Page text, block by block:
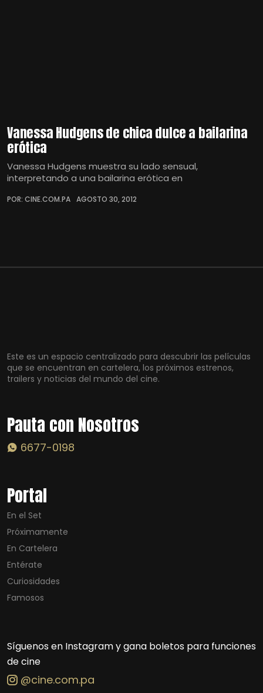
Vanessa Hudgens de chica dulce a bailarina
erótica
Vanessa Hudgens muestra su lado sensual,
interpretando a una bailarina erótica en
POR: CINE.COM.PA AGOSTO 30, 2012
Este es un espacio centralizado para descubrir las películas
que se encuentran en cartelera, los próximos estrenos,
trailers y noticias del mundo del cine.
Pauta con Nosotros
6677-0198
Portal
En el Set
Próximamente
En Cartelera
Entérate
Curiosidades
Famosos
Síguenos en Instagram y gana boletos para funciones
de cine
@cine.com.pa